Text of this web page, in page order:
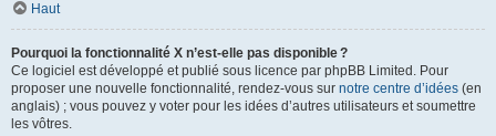
Haut
Pourquoi la fonctionnalité X n’est-elle pas disponible ?
Ce logiciel est développé et publié sous licence par phpBB Limited. Pour
proposer une nouvelle fonctionnalité, rendez-vous sur notre centre d’idées (en
anglais) ; vous pouvez y voter pour les idées d’autres utilisateurs et soumettre
les vôtres.